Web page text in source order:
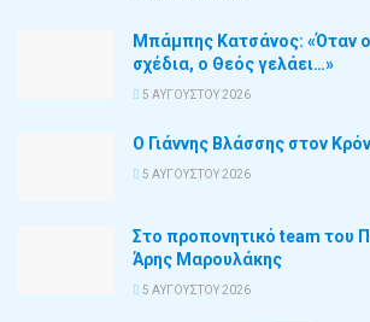
Μπάμπης Κατσάνος: «Όταν
σχέδια, ο Θεός γελάει…»
5 ΑΥΓΟΎΣΤΟΥ 2026
Ο Γιάννης Βλάσσης στον
5 ΑΥΓΟΎΣΤΟΥ 2026
Στο προπονητικό team του
Άρης Μαρουλάκης
5 ΑΥΓΟΎΣΤΟΥ 2026